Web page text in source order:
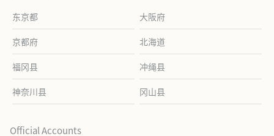
东京都 大阪府
京都府 北海道
福冈县 冲绳县
神奈川县 冈山县
Official Accounts